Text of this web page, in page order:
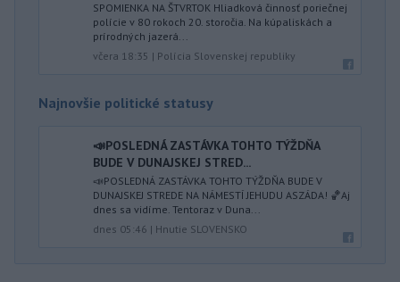
SPOMIENKA NA ŠTVRTOK Hliadková činnosť poriečnej
polície v 80 rokoch 20. storočia. Na kúpaliskách a
prírodných jazerá...
včera 18:35 | Polícia Slovenskej republiky
Najnovšie politické statusy
📣POSLEDNÁ ZASTÁVKA TOHTO TÝŽDŇA
BUDE V DUNAJSKEJ STRED...
📣POSLEDNÁ ZASTÁVKA TOHTO TÝŽDŇA BUDE V
DUNAJSKEJ STREDE NA NÁMESTÍ JEHUDU ASZÁDA! 🏀Aj
dnes sa vidíme. Tentoraz v Duna...
dnes 05:46 | Hnutie SLOVENSKO